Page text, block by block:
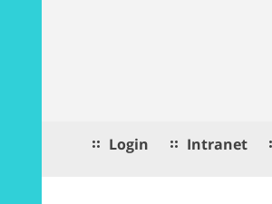
Login Intranet